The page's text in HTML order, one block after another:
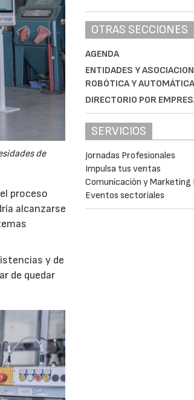
de
proceso
alcanzarse
y de
de quedar
OTRAS SECCIONES
AGENDA
ENTIDADES Y
ROBÓTICA Y AUTOMÁTICA
DIRECTORIO POR
SERVICIOS
Jornadas Profesionales
Impulsa tus ventas
Comunicación y Marketing
Eventos sectoriales